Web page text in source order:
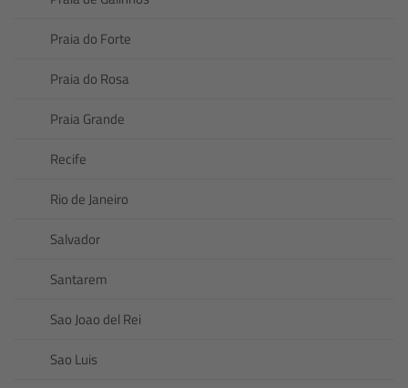
Praia do Forte
Praia do Rosa
Praia Grande
Recife
Rio de Janeiro
Salvador
Santarem
Sao Joao del Rei
Sao Luis